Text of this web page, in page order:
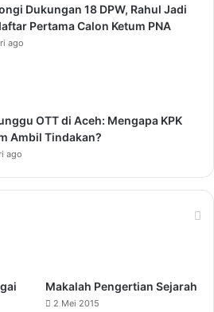
Dukungan 18 DPW, Rahul Jadi
Pertama Calon Ketum PNA
ago
OTT di Aceh: Mengapa KPK
Ambil Tindakan?
ago
Makalah Pengertian Sejarah
2 Mei 2015